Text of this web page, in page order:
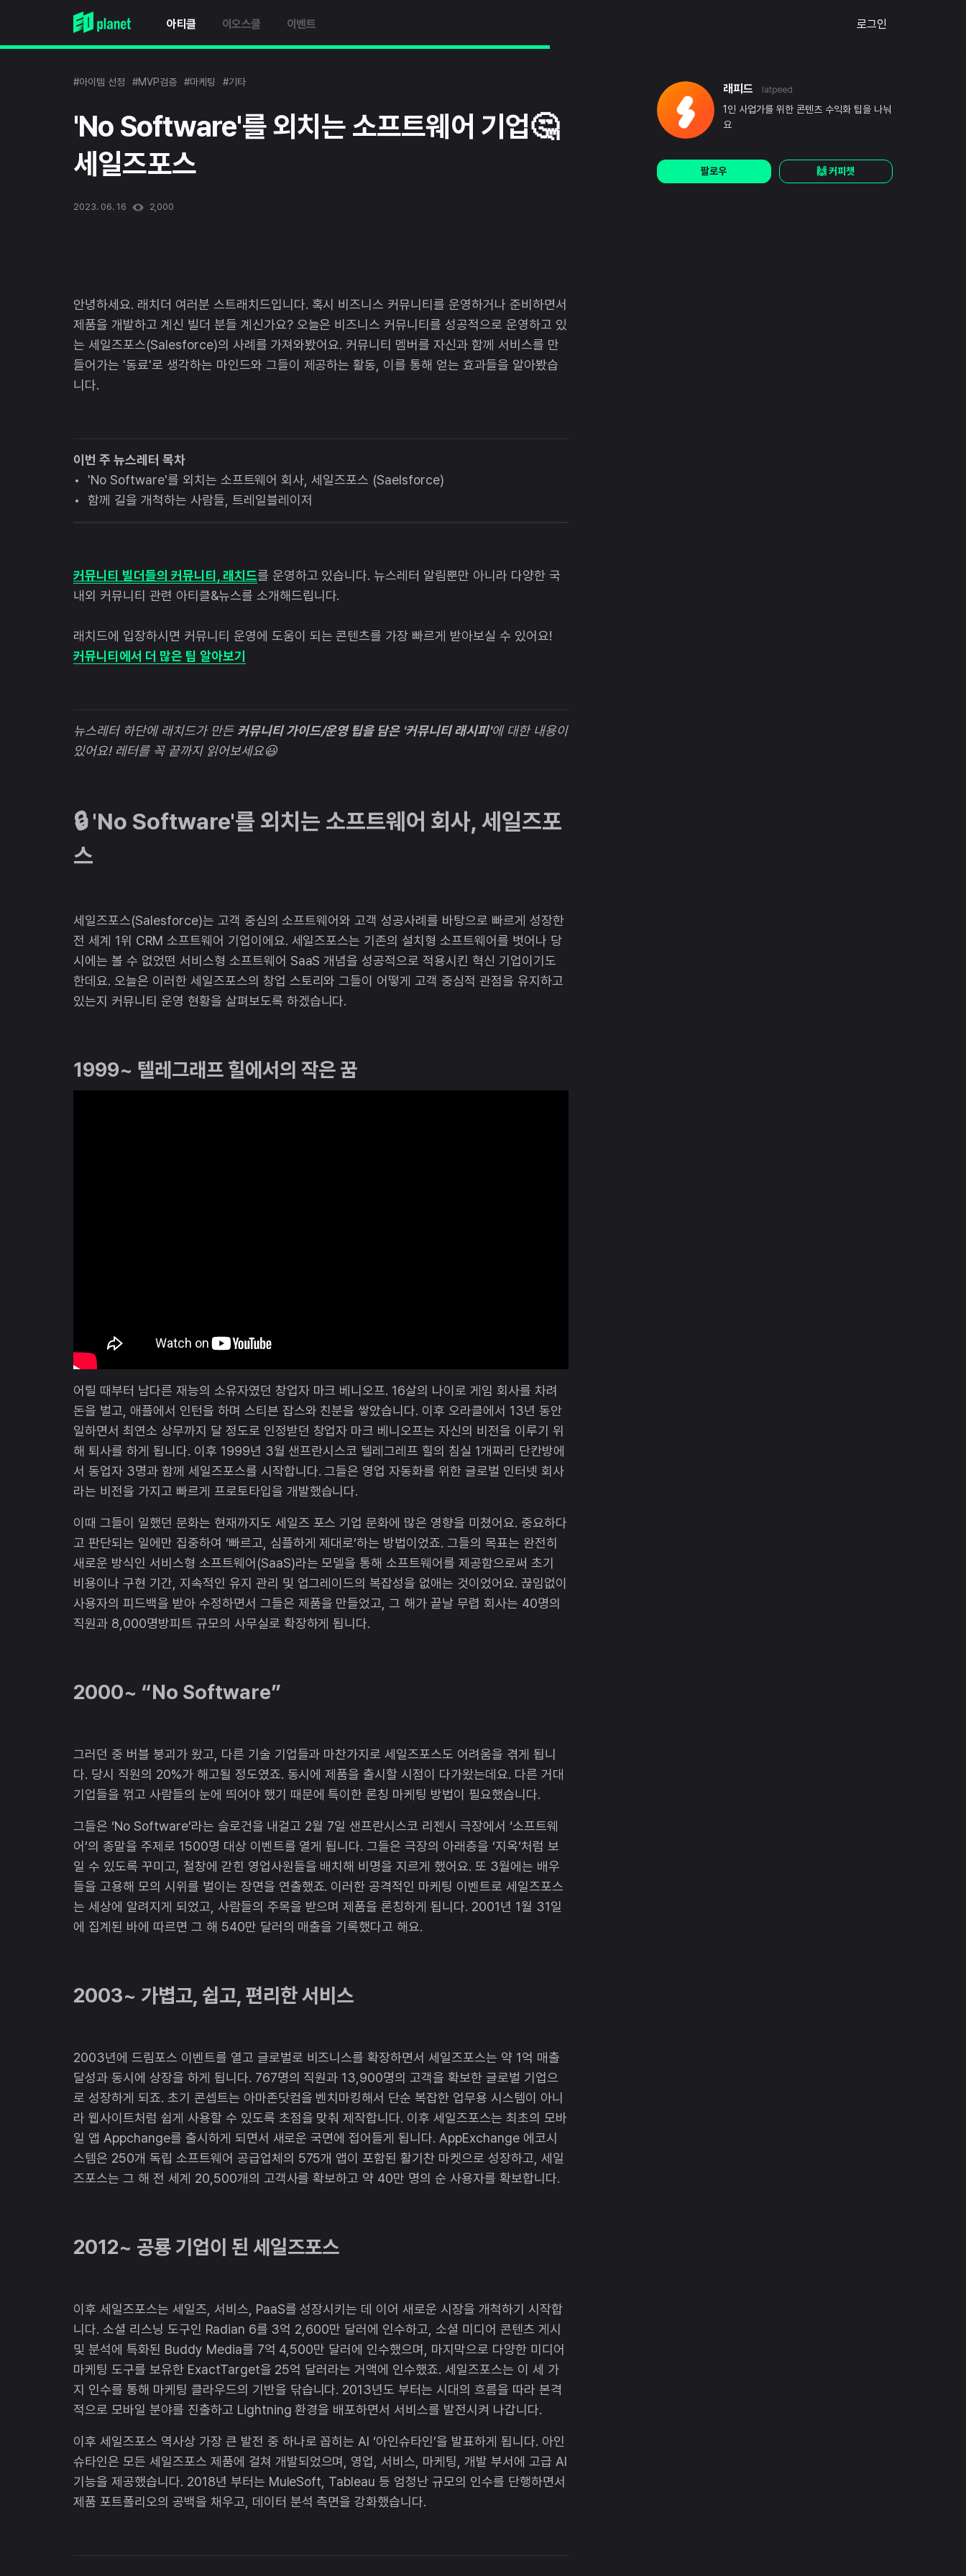
아티클 이오스쿨 이벤트 로그인
#아이템 선정 #MVP검증 #마케팅 #기타
'No Software'를 외치는 소프트웨어 기업🤔
세일즈포스
2023. 06. 16 2,000
안녕하세요. 래치더 여러분 스트래치드입니다. 혹시 비즈니스 커뮤니티를 운영하거나 준비하면서
제품을 개발하고 계신 빌더 분들 계신가요? 오늘은 비즈니스 커뮤니티를 성공적으로 운영하고 있
는 세일즈포스(Salesforce)의 사례를 가져와봤어요. 커뮤니티 멤버를 자신과 함께 서비스를 만
들어가는 '동료'로 생각하는 마인드와 그들이 제공하는 활동, 이를 통해 얻는 효과들을 알아봤습
니다.
이번 주 뉴스레터 목차
• 'No Software'를 외치는 소프트웨어 회사, 세일즈포스 (Saelsforce)
• 함께 길을 개척하는 사람들, 트레일블레이저
커뮤니티 빌더들의 커뮤니티, 래치드를 운영하고 있습니다. 뉴스레터 알림뿐만 아니라 다양한 국
내외 커뮤니티 관련 아티클&뉴스를 소개해드립니다.
래치드에 입장하시면 커뮤니티 운영에 도움이 되는 콘텐츠를 가장 빠르게 받아보실 수 있어요!
커뮤니티에서 더 많은 팁 알아보기
뉴스레터 하단에 래치드가 만든 커뮤니티 가이드/운영 팁을 담은 '커뮤니티 래시피'에 대한 내용이
있어요! 레터를 꼭 끝까지 읽어보세요😃
🔒 'No Software'를 외치는 소프트웨어 회사, 세일즈포
스
세일즈포스(Salesforce)는 고객 중심의 소프트웨어와 고객 성공사례를 바탕으로 빠르게 성장한
전 세계 1위 CRM 소프트웨어 기업이에요. 세일즈포스는 기존의 설치형 소프트웨어를 벗어나 당
시에는 볼 수 없었떤 서비스형 소프트웨어 SaaS 개념을 성공적으로 적용시킨 혁신 기업이기도
한데요. 오늘은 이러한 세일즈포스의 창업 스토리와 그들이 어떻게 고객 중심적 관점을 유지하고
있는지 커뮤니티 운영 현황을 살펴보도록 하겠습니다.
1999~ 텔레그래프 힐에서의 작은 꿈
어릴 때부터 남다른 재능의 소유자였던 창업자 마크 베니오프. 16살의 나이로 게임 회사를 차려
돈을 벌고, 애플에서 인턴을 하며 스티븐 잡스와 친분을 쌓았습니다. 이후 오라클에서 13년 동안
일하면서 최연소 상무까지 달 정도로 인정받던 창업자 마크 베니오프는 자신의 비전을 이루기 위
해 퇴사를 하게 됩니다. 이후 1999년 3월 샌프란시스코 텔레그레프 힐의 침실 1개짜리 단칸방에
서 동업자 3명과 함께 세일즈포스를 시작합니다. 그들은 영업 자동화를 위한 글로벌 인터넷 회사
라는 비전을 가지고 빠르게 프로토타입을 개발했습니다.
이때 그들이 일했던 문화는 현재까지도 세일즈 포스 기업 문화에 많은 영향을 미쳤어요. 중요하다
고 판단되는 일에만 집중하여 ‘빠르고, 심플하게 제대로’하는 방법이었죠. 그들의 목표는 완전히
새로운 방식인 서비스형 소프트웨어(SaaS)라는 모델을 통해 소프트웨어를 제공함으로써 초기
비용이나 구현 기간, 지속적인 유지 관리 및 업그레이드의 복잡성을 없애는 것이었어요. 끊임없이
사용자의 피드백을 받아 수정하면서 그들은 제품을 만들었고, 그 해가 끝날 무렵 회사는 40명의
직원과 8,000명방피트 규모의 사무실로 확장하게 됩니다.
2000~ “No Software”
그러던 중 버블 붕괴가 왔고, 다른 기술 기업들과 마찬가지로 세일즈포스도 어려움을 겪게 됩니
다. 당시 직원의 20%가 해고될 정도였죠. 동시에 제품을 출시할 시점이 다가왔는데요. 다른 거대
기업들을 꺾고 사람들의 눈에 띄어야 했기 때문에 특이한 론칭 마케팅 방법이 필요했습니다.
그들은 ‘No Software’라는 슬로건을 내걸고 2월 7일 샌프란시스코 리젠시 극장에서 ‘소프트웨
어’의 종말을 주제로 1500명 대상 이벤트를 열게 됩니다. 그들은 극장의 아래층을 ‘지옥’처럼 보
일 수 있도록 꾸미고, 철창에 갇힌 영업사원들을 배치해 비명을 지르게 했어요. 또 3월에는 배우
들을 고용해 모의 시위를 벌이는 장면을 연출했죠. 이러한 공격적인 마케팅 이벤트로 세일즈포스
는 세상에 알려지게 되었고, 사람들의 주목을 받으며 제품을 론칭하게 됩니다. 2001년 1월 31일
에 집계된 바에 따르면 그 해 540만 달러의 매출을 기록했다고 해요.
2003~ 가볍고, 쉽고, 편리한 서비스
2003년에 드림포스 이벤트를 열고 글로벌로 비즈니스를 확장하면서 세일즈포스는 약 1억 매출
달성과 동시에 상장을 하게 됩니다. 767명의 직원과 13,900명의 고객을 확보한 글로벌 기업으
로 성장하게 되죠. 초기 콘셉트는 아마존닷컴을 벤치마킹해서 단순 복잡한 업무용 시스템이 아니
라 웹사이트처럼 쉽게 사용할 수 있도록 초점을 맞춰 제작합니다. 이후 세일즈포스는 최초의 모바
일 앱 Appchange를 출시하게 되면서 새로운 국면에 접어들게 됩니다. AppExchange 에코시
스템은 250개 독립 소프트웨어 공급업체의 575개 앱이 포함된 활기찬 마켓으로 성장하고, 세일
즈포스는 그 해 전 세계 20,500개의 고객사를 확보하고 약 40만 명의 순 사용자를 확보합니다.
2012~ 공룡 기업이 된 세일즈포스
이후 세일즈포스는 세일즈, 서비스, PaaS를 성장시키는 데 이어 새로운 시장을 개척하기 시작합
니다. 소셜 리스닝 도구인 Radian 6를 3억 2,600만 달러에 인수하고, 소셜 미디어 콘텐츠 게시
및 분석에 특화된 Buddy Media를 7억 4,500만 달러에 인수했으며, 마지막으로 다양한 미디어
마케팅 도구를 보유한 ExactTarget을 25억 달러라는 거액에 인수했죠. 세일즈포스는 이 세 가
지 인수를 통해 마케팅 클라우드의 기반을 닦습니다. 2013년도 부터는 시대의 흐름을 따라 본격
적으로 모바일 분야를 진출하고 Lightning 환경을 배포하면서 서비스를 발전시켜 나갑니다.
이후 세일즈포스 역사상 가장 큰 발전 중 하나로 꼽히는 AI ‘아인슈타인’을 발표하게 됩니다. 아인
슈타인은 모든 세일즈포스 제품에 걸쳐 개발되었으며, 영업, 서비스, 마케팅, 개발 부서에 고급 AI
기능을 제공했습니다. 2018년 부터는 MuleSoft, Tableau 등 엄청난 규모의 인수를 단행하면서
제품 포트폴리오의 공백을 채우고, 데이터 분석 측면을 강화했습니다.
래피드 latpeed
1인 사업가를 위한 콘텐츠 수익화 팁을 나눠
요
팔로우 🙌 커피챗